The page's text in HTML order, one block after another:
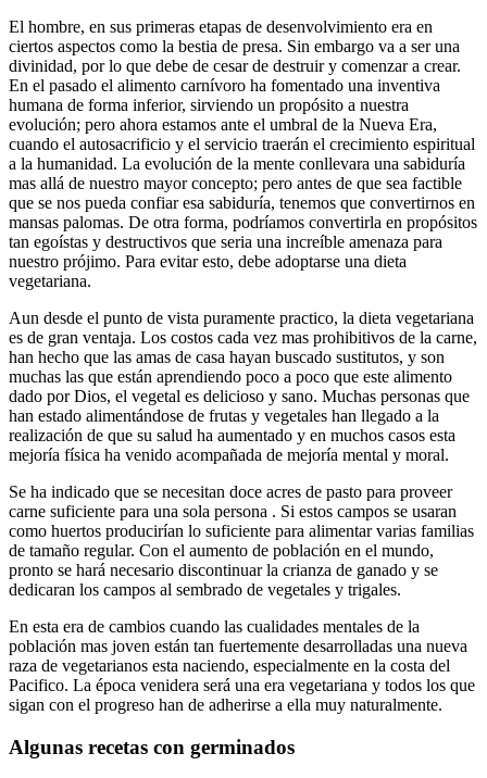
El hombre, en sus primeras etapas de desenvolvimiento era en
ciertos aspectos como la bestia de presa. Sin embargo va a ser una
divinidad, por lo que debe de cesar de destruir y comenzar a crear.
En el pasado el alimento carnívoro ha fomentado una inventiva
humana de forma inferior, sirviendo un propósito a nuestra
evolución; pero ahora estamos ante el umbral de la Nueva Era,
cuando el autosacrificio y el servicio traerán el crecimiento espiritual
a la humanidad. La evolución de la mente conllevara una sabiduría
mas allá de nuestro mayor concepto; pero antes de que sea factible
que se nos pueda confiar esa sabiduría, tenemos que convertirnos en
mansas palomas. De otra forma, podríamos convertirla en propósitos
tan egoístas y destructivos que seria una increíble amenaza para
nuestro prójimo. Para evitar esto, debe adoptarse una dieta
vegetariana.
Aun desde el punto de vista puramente practico, la dieta vegetariana
es de gran ventaja. Los costos cada vez mas prohibitivos de la carne,
han hecho que las amas de casa hayan buscado sustitutos, y son
muchas las que están aprendiendo poco a poco que este alimento
dado por Dios, el vegetal es delicioso y sano. Muchas personas que
han estado alimentándose de frutas y vegetales han llegado a la
realización de que su salud ha aumentado y en muchos casos esta
mejoría física ha venido acompañada de mejoría mental y moral.
Se ha indicado que se necesitan doce acres de pasto para proveer
carne suficiente para una sola persona . Si estos campos se usaran
como huertos producirían lo suficiente para alimentar varias familias
de tamaño regular. Con el aumento de población en el mundo,
pronto se hará necesario discontinuar la crianza de ganado y se
dedicaran los campos al sembrado de vegetales y trigales.
En esta era de cambios cuando las cualidades mentales de la
población mas joven están tan fuertemente desarrolladas una nueva
raza de vegetarianos esta naciendo, especialmente en la costa del
Pacifico. La época venidera será una era vegetariana y todos los que
sigan con el progreso han de adherirse a ella muy naturalmente.
Algunas recetas con germinados